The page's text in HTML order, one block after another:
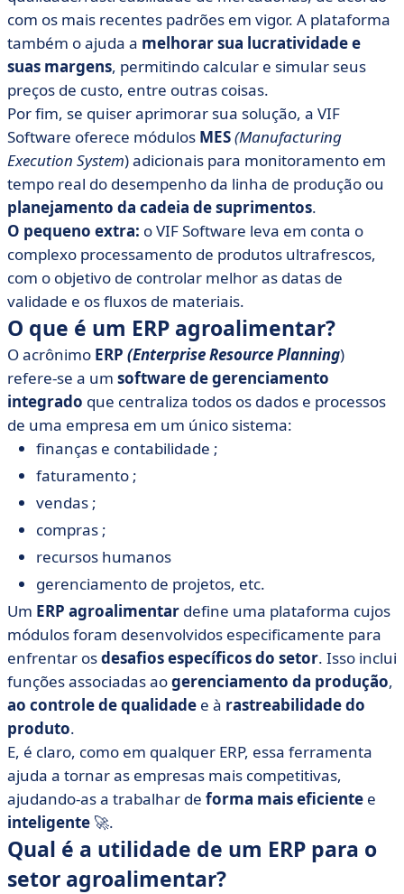
com os mais recentes padrões em vigor. A plataforma
também o ajuda a melhorar sua lucratividade e
suas margens, permitindo calcular e simular seus
preços de custo, entre outras coisas.
Por fim, se quiser aprimorar sua solução, a VIF
Software oferece módulos MES(Manufacturing
Execution System) adicionais para monitoramento em
tempo real do desempenho da linha de produção ou
planejamento da cadeia de suprimentos.
O pequeno extra: o VIF Software leva em conta o
complexo processamento de produtos ultrafrescos,
com o objetivo de controlar melhor as datas de
validade e os fluxos de materiais.
O que é um ERP agroalimentar?
O acrônimo ERP (Enterprise Resource Planning)
refere-se a um software de gerenciamento
integrado que centraliza todos os dados e processos
de uma empresa em um único sistema:
finanças e contabilidade ;
faturamento ;
vendas ;
compras ;
recursos humanos
gerenciamento de projetos, etc.
Um ERP agroalimentar define uma plataforma cujos
módulos foram desenvolvidos especificamente para
enfrentar osdesafios específicos do setor. Isso inclui
funções associadas aogerenciamento da produção,
ao controle de qualidade e à rastreabilidade do
produto.
E, é claro, como em qualquer ERP, essa ferramenta
ajuda a tornar as empresas mais competitivas,
ajudando-as a trabalhar de forma mais eficiente e
inteligente 🚀.
Qual é a utilidade de um ERP para o
setor agroalimentar?